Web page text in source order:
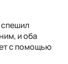
и оба
с помощью